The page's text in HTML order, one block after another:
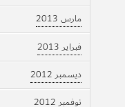
مارس 2013
فبراير 2013
ديسمبر 2012
نوفمبر 2012